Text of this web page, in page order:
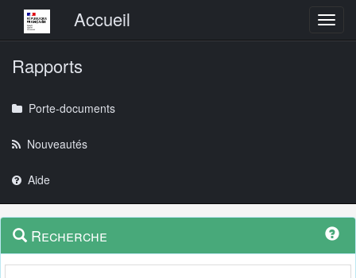
Menu principalAccueil
Rapports
Porte-documents
Nouveautés
Aide
Navigation
outils
Menu
contextuel
Recherche